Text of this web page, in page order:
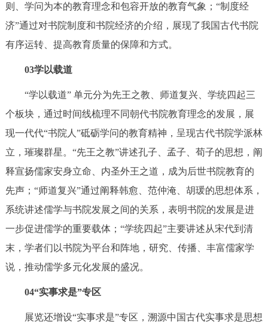
则、学问为本的教育理念和包容开放的教育气象；“制度经
济”通过对书院制度和书院经济的介绍，展现了我国古代书院
有序运转、提高教育质量的保障和方式。
03学以载道
“学以载道” 单元分为先王之教、师道复兴、学统四起三
个板块，通过时间线梳理不同朝代书院教育理念的发展，展
现一代代“书院人”砥砺学问的教育精神，呈现古代书院学派林
立，璀璨群星。“先王之教”讲述孔子、孟子、荀子的思想，阐
释宣扬儒家安身立命、内圣外王之道，成为后世书院教育的
先声；“师道复兴”通过阐释韩愈、范仲淹、胡瑗的思想体系，
系统讲述儒学与书院发展之间的关系，表明书院的发展是进
一步促进儒学的重要载体；“学统四起”主要讲述从宋代到清
末，学者们以书院为平台和阵地，研究、传播、丰富儒家学
说，推动儒学多元化发展的盛况。
04“实事求是”专区
展览还增设“实事求是”专区，溯源中国古代实事求是思想